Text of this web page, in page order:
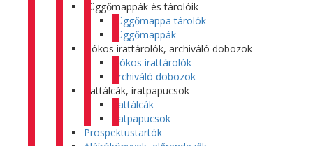
Függőmappák és tárolóik
Függőmappa tárolók
Függőmappák
Fiókos irattárolók, archiváló dobozok
Fiókos irattárolók
Archiváló dobozok
Irattálcák, iratpapucsok
Irattálcák
Iratpapucsok
Prospektustartók